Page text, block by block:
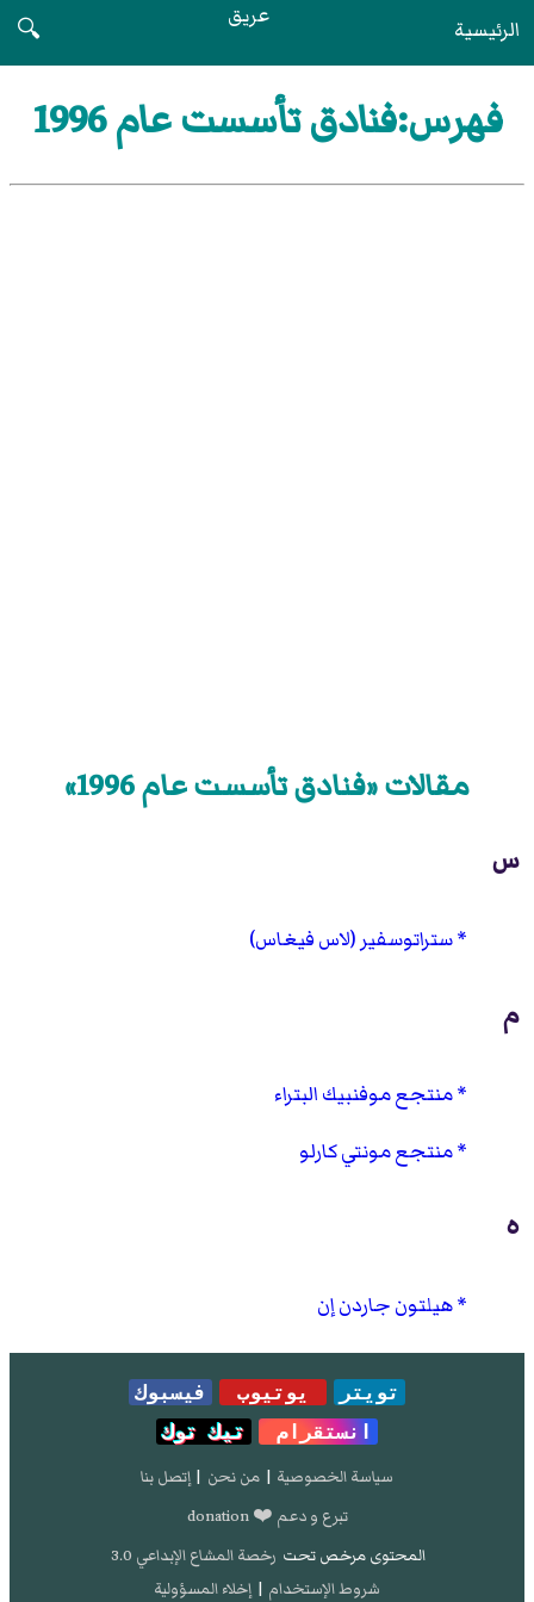
الرئيسية عريق
🔍
فهرس:فنادق تأسست عام 1996
مقالات «فنادق تأسست عام 1996»
س
ستراتوسفير (لاس فيغاس)
م
منتجع موفنبيك البتراء
منتجع مونتي كارلو
ه
هيلتون جاردن إن
تويتر يوتيوب
فيسبوك
انستقرام
تيك توك
سياسة الخصوصية | من نحن | إتصل بنا
تبرع و دعم ❤️ donation
المحتوى مرخص تحت رخصة المشاع الإبداعي 3.0
شروط الإستخدام | إخلاء المسؤولية